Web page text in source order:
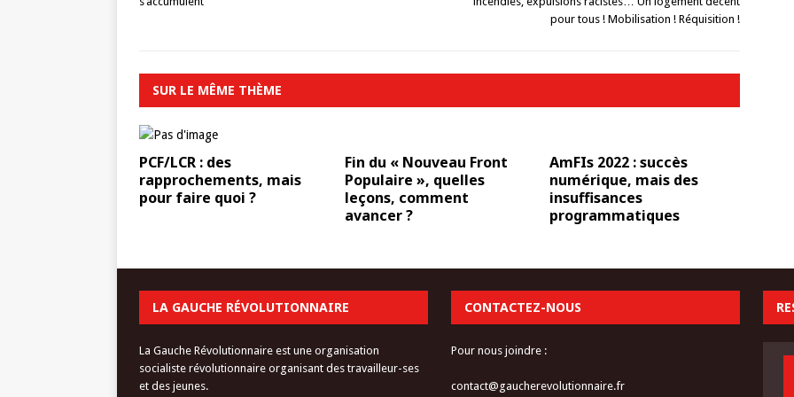
pour tous ! Mobilisation ! Réquisition !
SUR LE MÊME THÈME
PCF/LCR : des
rapprochements, mais
pour faire quoi ?
Fin du « Nouveau Front
Populaire », quelles
leçons, comment
avancer ?
AmFIs 2022 : succès
numérique, mais des
insuffisances
programmatiques
LA GAUCHE RÉVOLUTIONNAIRE
La Gauche Révolutionnaire est une organisation
socialiste révolutionnaire organisant des travailleur-ses
et des jeunes.
CONTACTEZ-NOUS
Pour nous joindre :
contact@gaucherevolutionnaire.fr